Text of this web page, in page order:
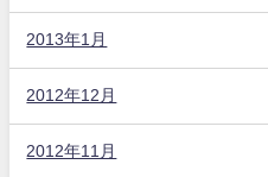
2013年1月
2012年12月
2012年11月